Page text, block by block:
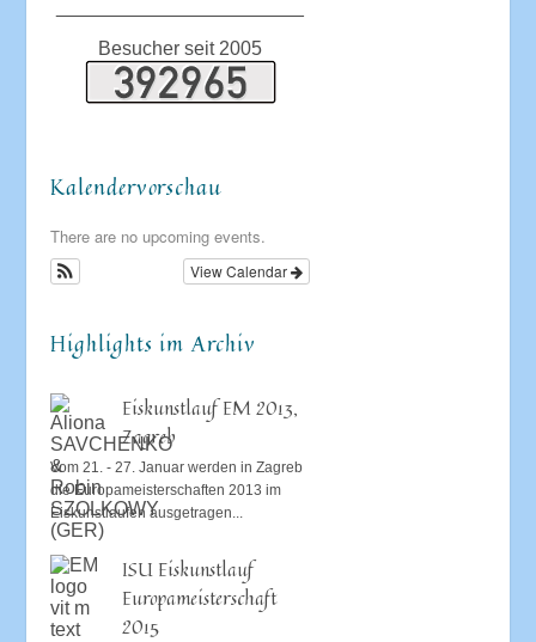
Besucher seit 2005
Kalendervorschau
There are no upcoming events.
View Calendar
Highlights im Archiv
Eiskunstlauf EM 2013,
Zagreb
Vom 21. - 27. Januar werden in Zagreb
die Europameisterschaften 2013 im
Eiskunstlaufen ausgetragen...
ISU Eiskunstlauf
Europameisterschaft
2015